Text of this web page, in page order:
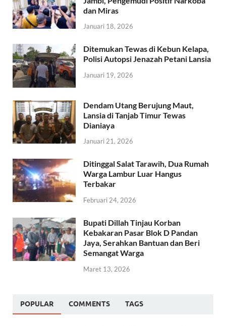
dan Miras
Januari 18, 2026
Ditemukan Tewas di Kebun Kelapa,
Polisi Autopsi Jenazah Petani Lansia
Januari 19, 2026
Dendam Utang Berujung Maut,
Lansia di Tanjab Timur Tewas
Dianiaya
Januari 21, 2026
Ditinggal Salat Tarawih, Dua Rumah
Warga Lambur Luar Hangus
Terbakar
Februari 24, 2026
Bupati Dillah Tinjau Korban
Kebakaran Pasar Blok D Pandan
Jaya, Serahkan Bantuan dan Beri
Semangat Warga
Maret 13, 2026
POPULAR COMMENTS TAGS